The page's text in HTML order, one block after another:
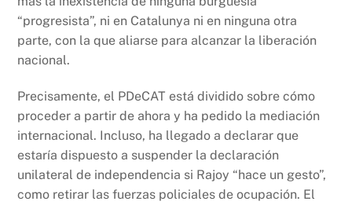
“progresista”, ni en Catalunya ni en ninguna otra
parte, con la que aliarse para alcanzar la liberación
nacional.
Precisamente, el PDeCAT está dividido sobre cómo
proceder a partir de ahora y ha pedido la mediación
internacional. Incluso, ha llegado a declarar que
estaría dispuesto a suspender la declaración
unilateral de independencia si Rajoy “hace un gesto”,
como retirar las fuerzas policiales de ocupación. El